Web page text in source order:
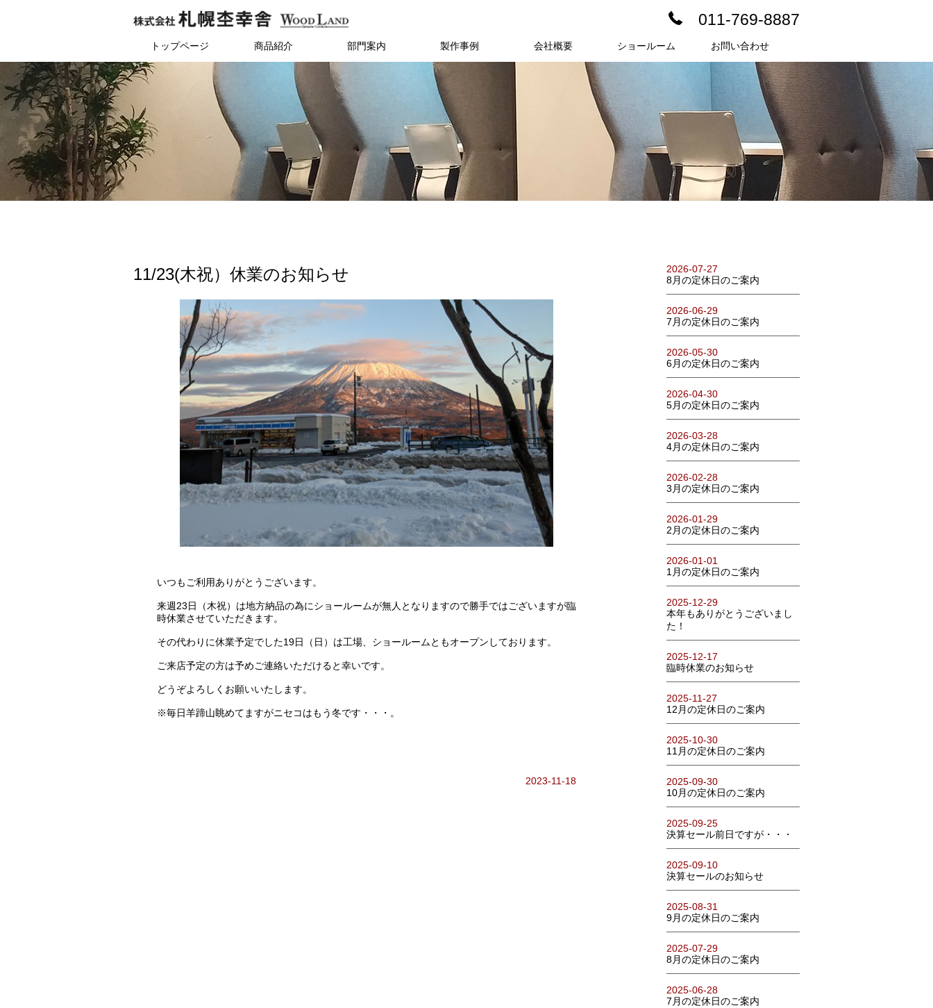
011-769-8887
トップページ 商品紹介 部門案内 製作事例 会社概要 ショールーム お問い合わせ
11/23(木祝）休業のお知らせ
いつもご利用ありがとうございます。
来週23日（木祝）は地方納品の為にショールームが無人となりますので勝手ではございますが臨
時休業させていただきます。
その代わりに休業予定でした19日（日）は工場、ショールームともオープンしております。
ご来店予定の方は予めご連絡いただけると幸いです。
どうぞよろしくお願いいたします。
※毎日羊蹄山眺めてますがニセコはもう冬です・・・。
2023-11-18
2026-07-27
8月の定休日のご案内
2026-06-29
7月の定休日のご案内
2026-05-30
6月の定休日のご案内
2026-04-30
5月の定休日のご案内
2026-03-28
4月の定休日のご案内
2026-02-28
3月の定休日のご案内
2026-01-29
2月の定休日のご案内
2026-01-01
1月の定休日のご案内
2025-12-29
本年もありがとうございまし
た！
2025-12-17
臨時休業のお知らせ
2025-11-27
12月の定休日のご案内
2025-10-30
11月の定休日のご案内
2025-09-30
10月の定休日のご案内
2025-09-25
決算セール前日ですが・・・
2025-09-10
決算セールのお知らせ
2025-08-31
9月の定休日のご案内
2025-07-29
8月の定休日のご案内
2025-06-28
7月の定休日のご案内